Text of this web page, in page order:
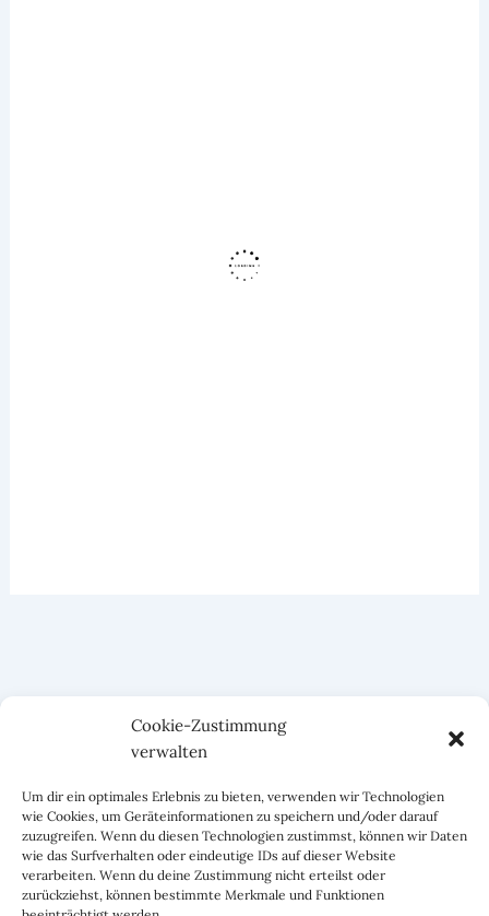
Cookie-Zustimmung
verwalten
Um dir ein optimales Erlebnis zu bieten, verwenden wir Technologien
wie Cookies, um Geräteinformationen zu speichern und/oder darauf
zuzugreifen. Wenn du diesen Technologien zustimmst, können wir Daten
wie das Surfverhalten oder eindeutige IDs auf dieser Website
verarbeiten. Wenn du deine Zustimmung nicht erteilst oder
zurückziehst, können bestimmte Merkmale und Funktionen